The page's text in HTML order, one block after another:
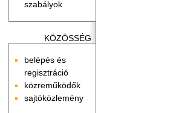
szabályok
KÖZÖSSÉG
belépés és
regisztráció
közreműködők
sajtóközlemény